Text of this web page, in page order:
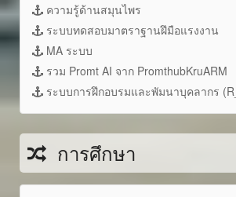
ความรู้ด้านสมุนไพร
ระบบทดสอบมาตราฐานฝึมือแรงงาน
MA ระบบ
รวม Promt AI จาก PromthubKruARM
ระบบการฝึกอบรมและพัมนาบุคลากร
การศึกษา